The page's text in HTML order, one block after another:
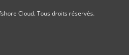
Cloud. Tous droits réservés.